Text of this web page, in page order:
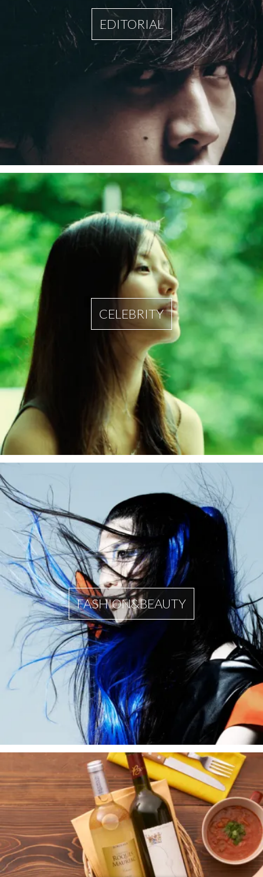
EDITORIAL
CELEBRITY
FASHION&BEAUTY